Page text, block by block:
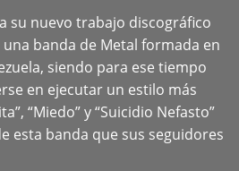
su nuevo trabajo discográfico
banda de Metal formada en
siendo para ese tiempo
en ejecutar un estilo más
“Miedo” y “Suicidio Nefasto”
esta banda que sus seguidores
+